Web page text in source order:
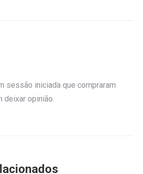
sessão iniciada que compraram
deixar opinião.